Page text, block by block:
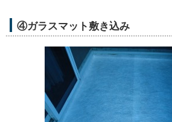
④ガラスマット敷き込み